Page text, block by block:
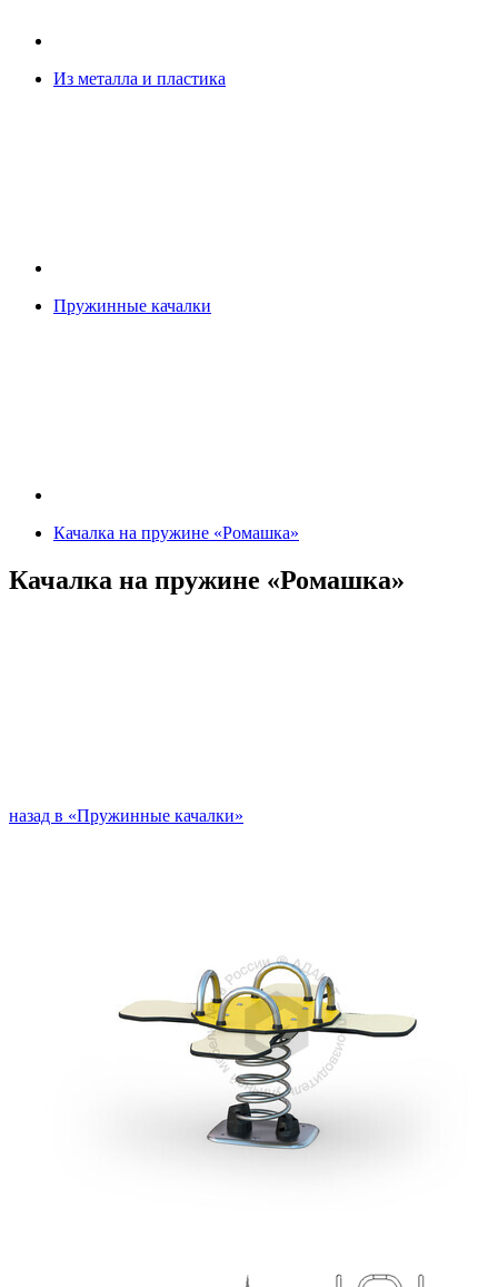
Из металла и пластика
Пружинные качалки
Качалка на пружине «Ромашка»
Качалка на пружине «Ромашка»
назад в «Пружинные качалки»